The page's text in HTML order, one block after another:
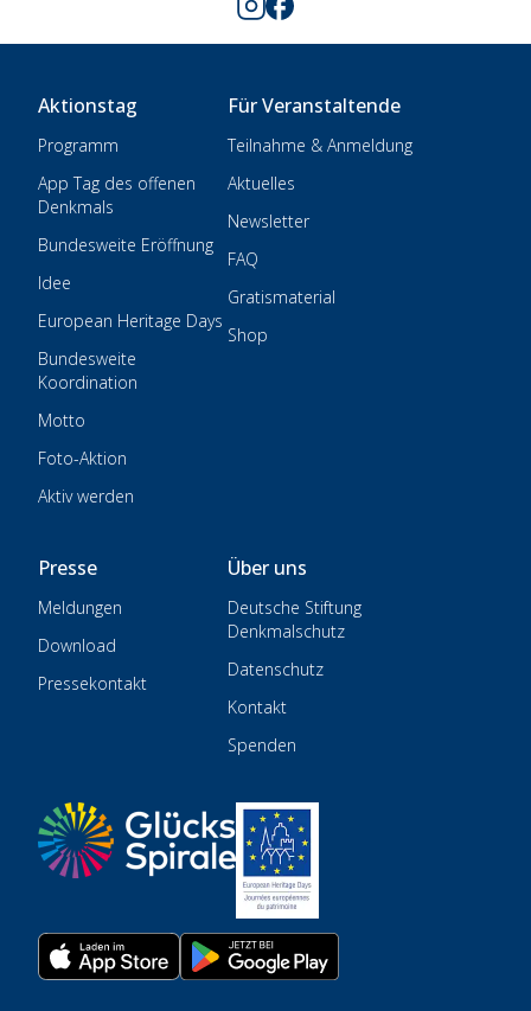
Aktionstag
Programm
App Tag des offenen
Denkmals
Bundesweite Eröffnung
Idee
European Heritage Days
Bundesweite
Koordination
Motto
Foto-Aktion
Aktiv werden
Für Veranstaltende
Teilnahme & Anmeldung
Aktuelles
Newsletter
FAQ
Gratismaterial
Shop
Presse
Meldungen
Download
Pressekontakt
Über uns
Deutsche Stiftung
Denkmalschutz
Datenschutz
Kontakt
Spenden